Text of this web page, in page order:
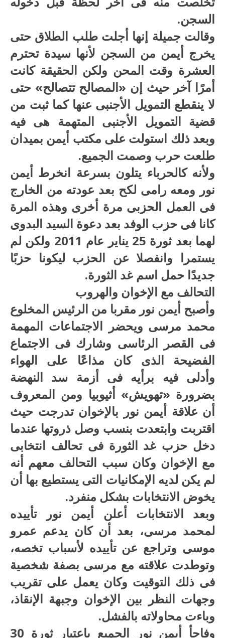
السجن.
وقالت جميلة إنها أجلت طلب الطلاق حتى
يخرج أيمن من السجن لأنها سيدة تحترم
العشرة وقت المحن ولكن الحقيقة كانت
أمرًا آخر حيث إن «المصالح تتصالح» حتى
لا ينقطع التمويل الأجنبى عنها كما ثبت من
قضية التمويل الأجنبى المتهمة هى فيه
وبعد ذلك استولت على مكتب أيمن بميدان
طلعت حرب وصمت الجميع.
ولأنه كالحرباء يتلون بسرعة انخرط أيمن
نور ومعه رامى لكح بعد عودته من الخارج
فى العمل الحزبى مرة أخرى وهذه المرة
كانا فى حزب الوفد بعد دعوة السيد البدوى
لهما بعد ثورة 25 يناير عام 2011 ولكن لم
يستمرا وانفصلا عن الحزب ليكونا حزبًا
جديدًا حمل اسم غد الثورة.
التحالف مع الإخوان والهروب
وأصبح أيمن نور مقربا من الرئيس المخلوع
محمد مرسى ويحضر الاجتماعات المهمة
فى القصر الرئاسى وشارك فى الاجتماع
الفضيحة الذى كان مذاعًا على الهواء
وأدلى فيه برأيه فى أزمة سد النهضة
بضرورة «تهويش» أثيوبيا ومن المعروف
أن علاقة أيمن نور بالإخوان تدرجت حيث
اقتربت وابتعدت بنسب وصل ذروتها عندما
دخل حزب غد الثورة فى تحالف انتخابى
مع الإخوان وكان سبب التحالف معهم أنه
لم يكن لديه الإمكانيات التى يستطيع بها أن
يخوض الانتخابات بشكل منفرد.
وبعد الانتخابات أعلن أيمن نور تأييده
لمحمد مرسى، بعد أن كان يدعم عمرو
موسى وتراجع عن تأييده لأسباب تخصه،
وتوطدت علاقته مع مرسى بصفة شخصية
فى ذلك التوقيت وكان يعمل على تقريب
وجهات النظر بين الإخوان وجبهة الإنقاذ،
وباءت محاولاته بالفشل.
وفاجأ أيمن نور الجميع باعتبار ثورة 30